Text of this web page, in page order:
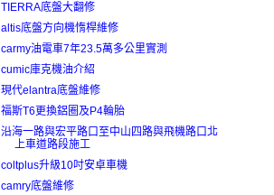
TIERRA底盤大翻修
altis底盤方向機惰桿維修
carmy油電車7年23.5萬多公里實測
cumic庫克機油介紹
現代elantra底盤維修
福斯T6更換鋁圈及P4輪胎
沿海一路與宏平路口至中山四路與飛機路口北
上車道路段施工
coltplus升級10吋安卓車機
camry底盤維修